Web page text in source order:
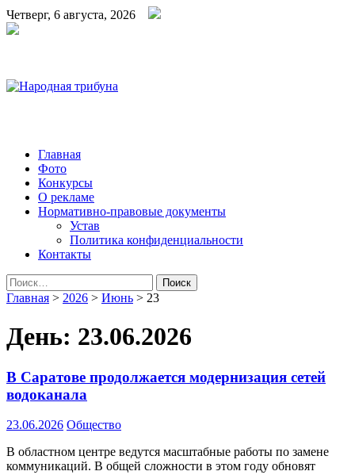
Четверг, 6 августа, 2026
Народная трибуна
Калининская районная газета
Главная
Фото
Конкурсы
О рекламе
Нормативно-правовые документы
Устав
Политика конфиденциальности
Контакты
Найти:
Главная > 2026 > Июнь > 23
День: 23.06.2026
В Саратове продолжается модернизация сетей
водоканала
23.06.2026 Общество
В областном центре ведутся масштабные работы по замене
коммуникаций. В общей сложности в этом году обновят